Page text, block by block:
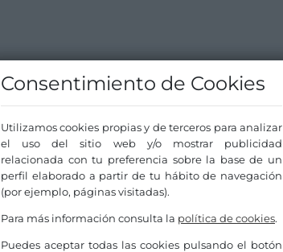
Consentimiento de Cookies
Utilizamos cookies propias y de terceros para analizar
el uso del sitio web y/o mostrar publicidad
relacionada con tu preferencia sobre la base de un
perfil elaborado a partir de tu hábito de navegación
(por ejemplo, páginas visitadas).
Para más información consulta la política de cookies.
Puedes aceptar todas las cookies pulsando el botón